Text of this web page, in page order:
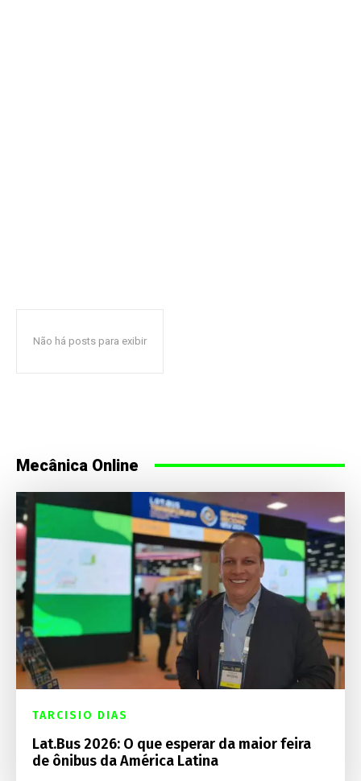
Não há posts para exibir
Mecânica Online
TARCISIO DIAS
Lat.Bus 2026: O que esperar da maior feira
de ônibus da América Latina